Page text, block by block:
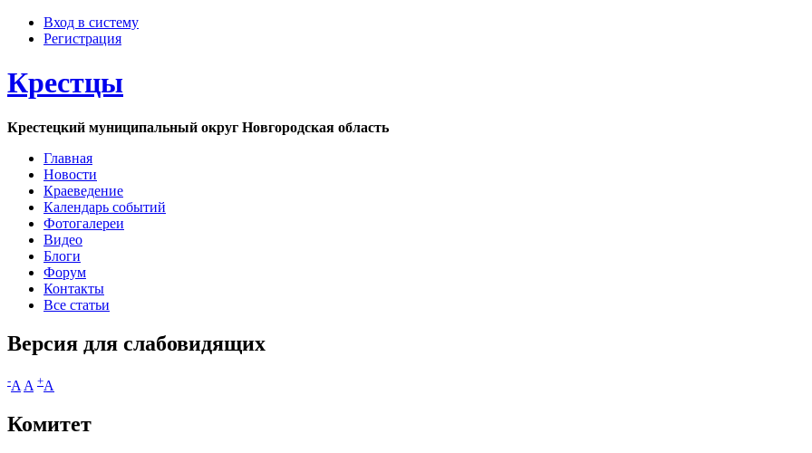
Вход в систему
Регистрация
Крестцы
Крестецкий муниципальный округ Новгородская область
Главная
Новости
Краеведение
Календарь событий
Фотогалереи
Видео
Блоги
Форум
Контакты
Все статьи
Версия для слабовидящих
-A A +A
Комитет